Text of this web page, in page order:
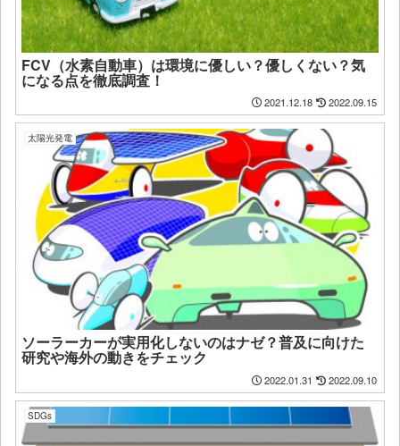
FCV（水素自動車）は環境に優しい？優しくない？気
になる点を徹底調査！
2021.12.18 2022.09.15
太陽光発電
ソーラーカーが実用化しないのはナゼ？普及に向けた
研究や海外の動きをチェック
2022.01.31 2022.09.10
SDGs